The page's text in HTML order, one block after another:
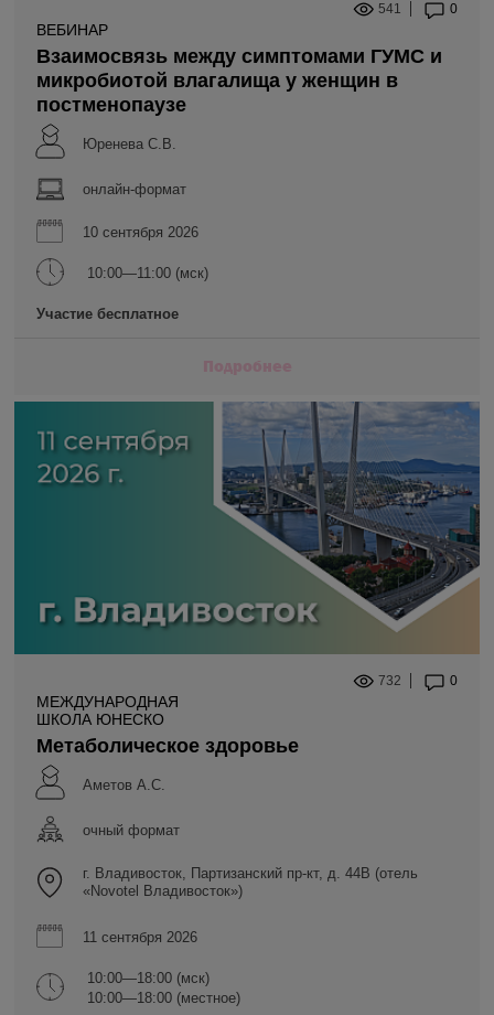
541 0
ВЕБИНАР
Взаимосвязь между симптомами ГУМС и
микробиотой влагалища у женщин в
постменопаузе
Юренева С.В.
онлайн-формат
10 сентября 2026
10:00—11:00 (мск)
Участие бесплатное
Подробнее
732 0
МЕЖДУНАРОДНАЯ
ШКОЛА ЮНЕСКО
Метаболическое здоровье
Аметов А.С.
очный формат
г. Владивосток, Партизанский пр-кт, д. 44В (отель
«Novotel Владивосток»)
11 сентября 2026
10:00—18:00 (мск)
10:00—18:00 (местное)